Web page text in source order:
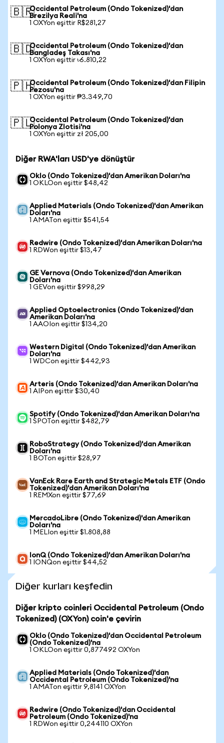
🇧🇷Occidental Petroleum (Ondo Tokenized)'dan
Brezilya Reali'na
1 OXYon eşittir R$281,27
🇧🇩Occidental Petroleum (Ondo Tokenized)'dan
Bangladeş Takası'na
1 OXYon eşittir ৳6.810,22
🇵🇭Occidental Petroleum (Ondo Tokenized)'dan Filipin
Pezosu'na
1 OXYon eşittir ₱3.349,70
🇵🇱Occidental Petroleum (Ondo Tokenized)'dan
Polonya Zlotisi'na
1 OXYon eşittir zł 205,00
Diğer RWA'ları USD'ye dönüştür
Oklo (Ondo Tokenized)'dan Amerikan Doları'na
1 OKLOon eşittir $48,42
Applied Materials (Ondo Tokenized)'dan Amerikan
Doları'na
1 AMATon eşittir $541,54
Redwire (Ondo Tokenized)'dan Amerikan Doları'na
1 RDWon eşittir $13,47
GE Vernova (Ondo Tokenized)'dan Amerikan
Doları'na
1 GEVon eşittir $998,29
Applied Optoelectronics (Ondo Tokenized)'dan
Amerikan Doları'na
1 AAOIon eşittir $134,20
Western Digital (Ondo Tokenized)'dan Amerikan
Doları'na
1 WDCon eşittir $442,93
Arteris (Ondo Tokenized)'dan Amerikan Doları'na
1 AIPon eşittir $30,40
Spotify (Ondo Tokenized)'dan Amerikan Doları'na
1 SPOTon eşittir $482,79
RoboStrategy (Ondo Tokenized)'dan Amerikan
Doları'na
1 BOTon eşittir $28,97
VanEck Rare Earth and Strategic Metals ETF (Ondo
Tokenized)'dan Amerikan Doları'na
1 REMXon eşittir $77,69
MercadoLibre (Ondo Tokenized)'dan Amerikan
Doları'na
1 MELIon eşittir $1.808,88
IonQ (Ondo Tokenized)'dan Amerikan Doları'na
1 IONQon eşittir $44,52
Diğer kurları keşfedin
Diğer kripto coinleri Occidental Petroleum (Ondo
Tokenized) (OXYon) coin'e çevirin
Oklo (Ondo Tokenized)'dan Occidental Petroleum
(Ondo Tokenized)'na
1 OKLOon eşittir 0,877492 OXYon
Applied Materials (Ondo Tokenized)'dan
Occidental Petroleum (Ondo Tokenized)'na
1 AMATon eşittir 9,8141 OXYon
Redwire (Ondo Tokenized)'dan Occidental
Petroleum (Ondo Tokenized)'na
1 RDWon eşittir 0,244110 OXYon